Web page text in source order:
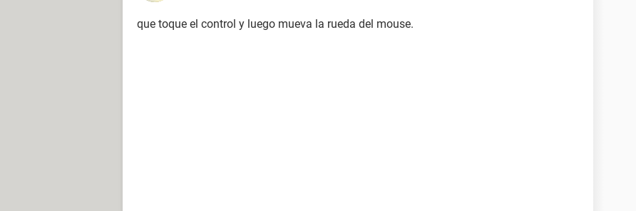
que toque el control y luego mueva la rueda del mouse.